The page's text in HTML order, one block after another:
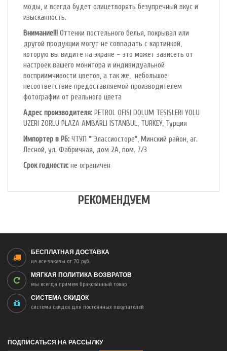
моды, и всегда будет олицетворять безупречный вкус и
изысканность.
Внимание!!! Оттенки постельного белья, покрывал или
другой продукции могут не совпадать с картинкой,
которую вы видите на экране – это может зависеть от
настроек вашего монитора и индивидуальной
восприимчивости цветов, а так же, небольшое
несоответствие предоставляемой производителем
фотографии от реального цвета
Адрес производителя: PETROL OFlSl DOLUM TESISLERI YOLU
UZERI ZORLU PLAZA AMBARLI ISTANBUL, TURKEY, Турция
Импортер в РБ: ЧТУП ""Элассиосторе", Минский район, аг.
Лесной, ул. Фабричная, дом 2А, пом. 7/3
Срок годности: не ограничен
РЕКОМЕНДУЕМ
БЕСПЛАТНАЯ ДОСТАВКА
на все заказы от 70 руб.
МЯГКАЯ ПОЛИТИКА ВОЗВРАТОВ
мы всегда примем бракованный товар
СИСТЕМА СКИДОК
система скидок для постоянных покупателей
ПОДПИСАТЬСЯ НА РАССЫЛКУ